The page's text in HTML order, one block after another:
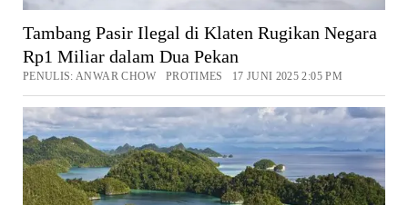
Tambang Pasir Ilegal di Klaten Rugikan Negara
Rp1 Miliar dalam Dua Pekan
PENULIS: ANWAR CHOW PROTIMES 17 JUNI 2025 2:05 PM